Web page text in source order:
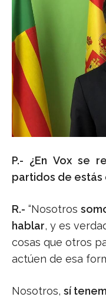
P.- ¿En Vox se
partidos de estás
R.- “Nosotros
hablar, y es
cosas que otros
actúen de esa
Nosotros, sí